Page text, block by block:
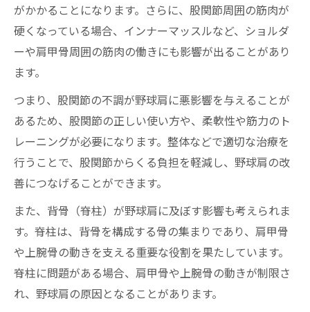
がかかることになります。さらに、股関節周囲の筋肉が
硬くなっている場合、インナーマッスルなど、ショルダ
ーや肩甲骨周囲の筋肉の働きにも影響が出ることがあり
ます。
つまり、股関節の不調が野球肩に悪影響を与えることが
あるため、股関節の正しい使い方や、柔軟性や筋力のト
レーニングが必要になります。整体などで適切な治療を
行うことで、股関節からくる負担を軽減し、野球肩の改
善につなげることができます。
また、背骨（脊柱）が野球肩に及ぼす影響も考えられま
す。脊柱は、背骨を構成する骨の集まりであり、肩甲骨
や上腕骨の動きを支える重要な役割を果たしています。
脊柱に問題がある場合、肩甲骨や上腕骨の動きが制限さ
れ、野球肩の原因となることがあります。